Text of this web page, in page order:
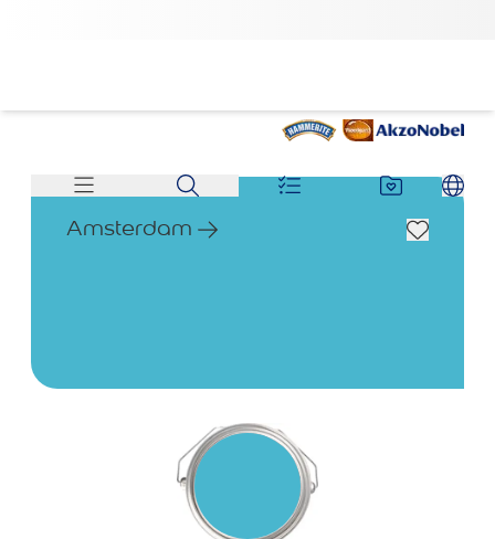
Amsterdam